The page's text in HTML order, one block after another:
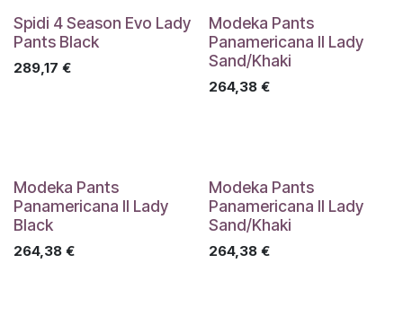
Spidi 4 Season Evo Lady
Pants Black
289,17 €
Modeka Pants
Panamericana II Lady
Sand/Khaki
264,38€
Modeka Pants
Panamericana II Lady
Black
264,38 €
Modeka Pants
Panamericana II Lady
Sand/Khaki
264,38€